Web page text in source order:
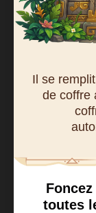
Il se
de coffre
toutes